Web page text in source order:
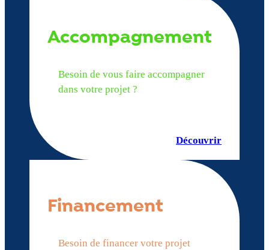
Accompagnement
Besoin de vous faire accompagner
dans votre projet ?
Découvrir
Financement
Besoin de financer votre projet